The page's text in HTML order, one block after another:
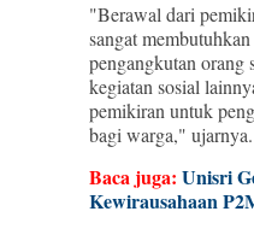
"Berawal dari
sangat
pengangkutan orang
kegiatan sosial
pemikiran untuk
bagi warga," ujarnya.
Baca juga: Unisri
Kewirausahaan